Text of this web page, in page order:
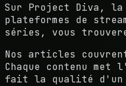
Sur Project Diva, la
plateformes de
séries, vous
Nos articles
Chaque contenu
fait la qualité d'un